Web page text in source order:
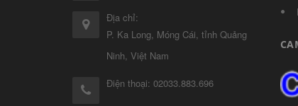
Địa chỉ:
P. Ka Long, Móng Cái, tỉnh Quảng
Ninh, Việt Nam
Điện thoại: 02033.883.696